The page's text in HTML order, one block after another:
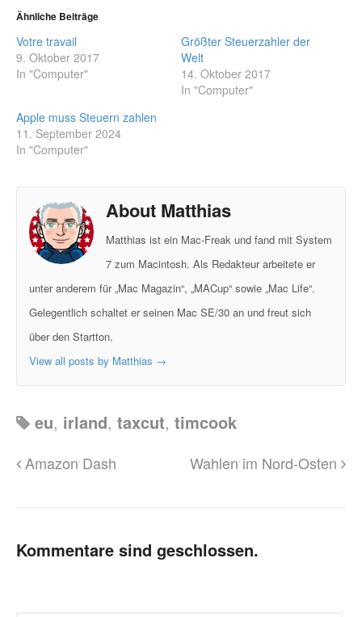
Ähnliche Beiträge
Votre travail
9. Oktober 2017
In "Computer"
Größter Steuerzahler der
Welt
14. Oktober 2017
In "Computer"
Apple muss Steuern zahlen
11. September 2024
In "Computer"
About Matthias
Matthias ist ein Mac-Freak und fand mit System
7 zum Macintosh. Als Redakteur arbeitete er
unter anderem für „Mac Magazin“, „MACup“ sowie „Mac Life“.
Gelegentlich schaltet er seinen Mac SE/30 an und freut sich
über den Startton.
View all posts by Matthias →
eu, irland, taxcut, timcook
Amazon Dash Wahlen im Nord-Osten
Kommentare sind geschlossen.